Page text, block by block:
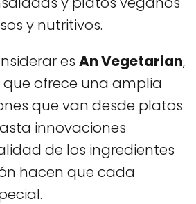
y nutritivos.
es An Vegetarian,
ofrece una amplia
que van desde platos
innovaciones
de los ingredientes
hacen que cada